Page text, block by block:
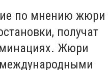
по мнению жюри
получат
Жюри